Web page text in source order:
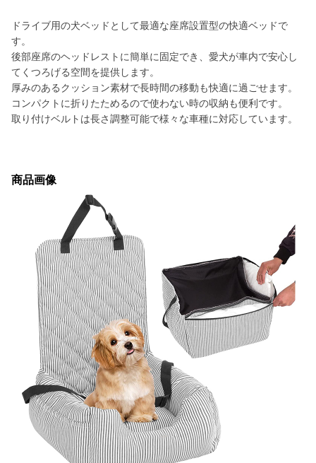
ドライブ用の犬ベッドとして最適な座席設置型の快適ベッドで
す。
後部座席のヘッドレストに簡単に固定でき、愛犬が車内で安心し
てくつろげる空間を提供します。
厚みのあるクッション素材で長時間の移動も快適に過ごせます。
コンパクトに折りたためるので使わない時の収納も便利です。
取り付けベルトは長さ調整可能で様々な車種に対応しています。
商品画像